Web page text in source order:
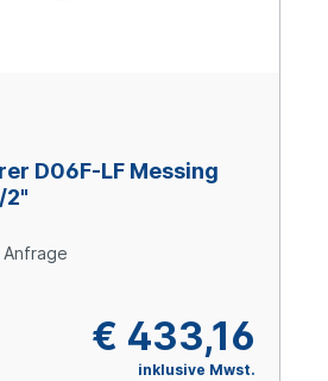
D06F-LF Messing
2"
€ 433,16
inklusive Mwst.